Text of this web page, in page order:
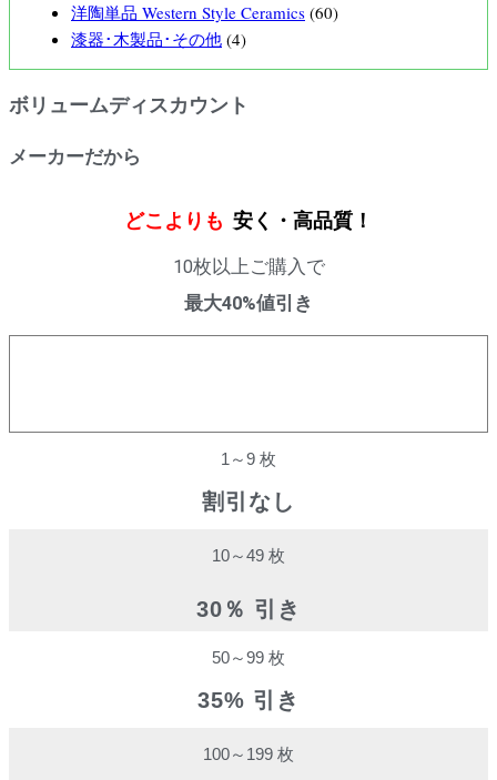
洋陶単品 Western Style Ceramics (60)
漆器･木製品･その他 (4)
ボリュームディスカウント
メーカーだから
どこよりも 安く・高品質！
10枚以上ご購入で
最大40%値引き
1～9 枚
割引なし
10～49 枚
30％ 引き
50～99 枚
35% 引き
100～199 枚